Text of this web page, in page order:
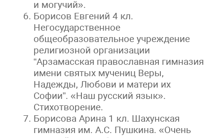
и могучий».
Борисов Евгений 4 кл.
Негосударственное
общеобразовательное учреждение
религиозной организации
“Арзамасская православная гимназия
имени святых мучениц Веры,
Надежды, Любови и матери их
Софии”. «Наш русский язык».
Стихотворение.
Борисова Арина 1 кл. Шахунская
гимназия им. А.С. Пушкина. «Очень